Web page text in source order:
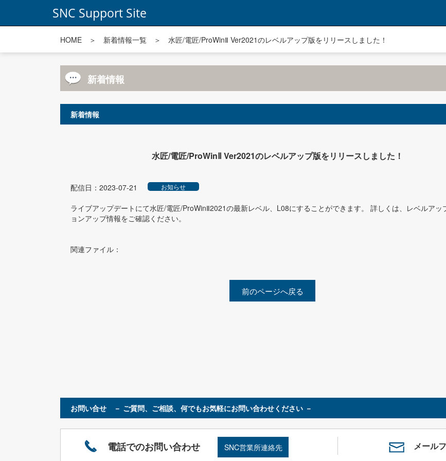
SNC Support Site
HOME ＞ 新着情報一覧 ＞ 水匠/電匠/ProWinⅡ Ver2021のレベルアップ版をリリースしました！
新着情報
新着情報
水匠/電匠/ProWinⅡ Ver2021のレベルアップ版をリリースしました！
配信日：2023-07-21 お知らせ
ライブアップデートにて水匠/電匠/ProWinⅡ2021の最新レベル、L08にすることができます。 詳しくは、レベルアッ
ョンアップ情報をご確認ください。
関連ファイル：
前のページへ戻る
お問い合せ － ご質問、ご相談、何でもお気軽にお問い合わせください －
電話でのお問い合わせ SNC営業所連絡先 メール